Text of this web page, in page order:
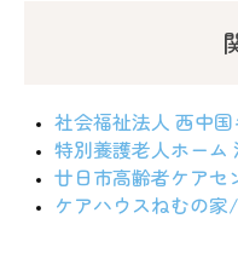
社会福祉法人 西中
特別養護老人ホーム
廿日市高齢者ケアセ
ケアハウスねむの